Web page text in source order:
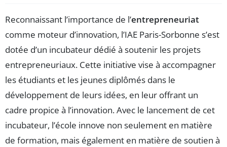
Reconnaissant l’importance de l’entrepreneuriat
comme moteur d’innovation, l’IAE Paris-Sorbonne s’est
dotée d’un incubateur dédié à soutenir les projets
entrepreneuriaux. Cette initiative vise à accompagner
les étudiants et les jeunes diplômés dans le
développement de leurs idées, en leur offrant un
cadre propice à l’innovation. Avec le lancement de cet
incubateur, l’école innove non seulement en matière
de formation, mais également en matière de soutien à